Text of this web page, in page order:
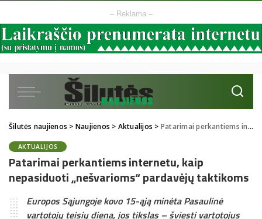
– Reklama –
Šilutės naujienos > Naujienos > Aktualijos > Patarimai perkantiems internetu, kaip nepasiduoti „nešvarioms“ pardavėjų taktikoms
AKTUALIJOS
Patarimai perkantiems internetu, kaip
nepasiduoti „nešvarioms“ pardavėjų taktikoms
Europos Sąjungoje kovo 15-ąją minėta Pasaulinė
vartotojų teisių diena, jos tikslas – šviesti vartotojus